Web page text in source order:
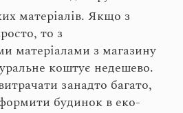
матеріалів. Якщо з
то з
матеріалами з магазину
коштує недешево.
занадто багато,
будинок в еко-